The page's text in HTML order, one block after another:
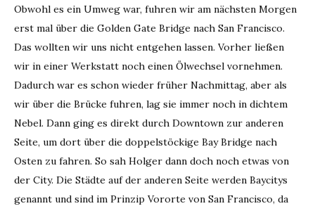
Obwohl es ein Umweg war, fuhren wir am nächsten Morgen
erst mal über die Golden Gate Bridge nach San Francisco.
Das wollten wir uns nicht entgehen lassen. Vorher ließen
wir in einer Werkstatt noch einen Ölwechsel vornehmen.
Dadurch war es schon wieder früher Nachmittag, aber als
wir über die Brücke fuhren, lag sie immer noch in dichtem
Nebel. Dann ging es direkt durch Downtown zur anderen
Seite, um dort über die doppelstöckige Bay Bridge nach
Osten zu fahren. So sah Holger dann doch noch etwas von
der City. Die Städte auf der anderen Seite werden Baycitys
genannt und sind im Prinzip Vororte von San Francisco, da